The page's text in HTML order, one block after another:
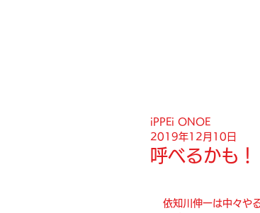
呼べるかも！
iPPEi ONOE
2019年12月10日
依知川伸一は中々や